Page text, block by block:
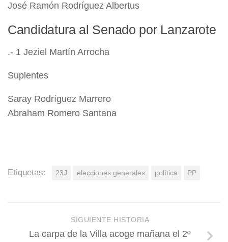
José Ramón Rodríguez Albertus
Candidatura al Senado por Lanzarote
.- 1 Jeziel Martín Arrocha
Suplentes
Saray Rodríguez Marrero
Abraham Romero Santana
Etiquetas: 23J elecciones generales política PP
SIGUIENTE HISTORIA
La carpa de la Villa acoge mañana el 2º